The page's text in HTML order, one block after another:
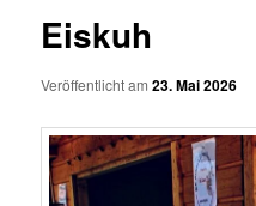
Eiskuh
Veröffentlicht am23. Mai 2026